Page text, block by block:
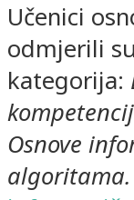
Učenici
odmjerili
kategorija:
Osnove
algoritama.